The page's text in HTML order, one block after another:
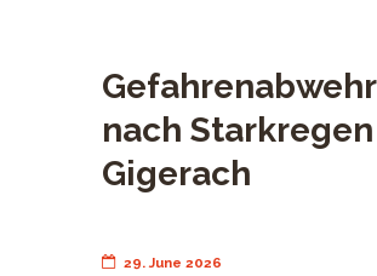
Gefahrenabwehr
nach Starkregen
Gigerach
29. June 2026